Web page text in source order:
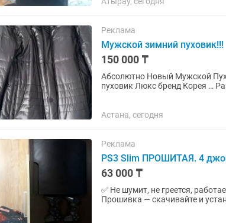
Реклама
Мужской зимний пуховик!!!
150 000 ₸
Абсолютно Новый Мужской Пуховик! Все
пуховик Люкс бренд Корея … Размер -52 Утеплитель-Верблюжья шерсть Цвет -темно синий
Астана, сегодня
Реклама
PS3 Slim ПРОШИТАЯ. 4
63 000 ₸
✅ Не шумит, не греется,
Прошивка — скачивайте и